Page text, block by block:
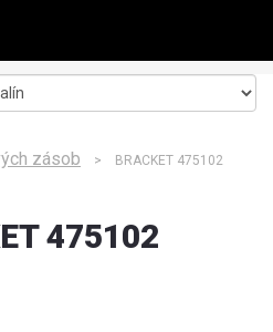
zásob > BRACKET 475102
475102